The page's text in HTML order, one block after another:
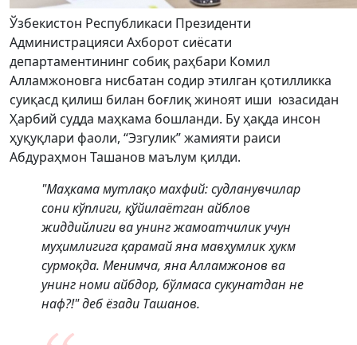
Ўзбекистон Республикаси Президенти
Администрацияси Ахборот сиёсати
департаментининг собиқ раҳбари Комил
Алламжоновга нисбатан содир этилган қотилликка
суиқасд қилиш билан боғлиқ жиноят иши юзасидан
Ҳарбий судда маҳкама бошланди. Бу ҳақда инсон
ҳуқуқлари фаоли, “Эзгулик” жамияти раиси
Абдураҳмон Ташанов маълум қилди.
"Маҳкама мутлақо махфий: судланувчилар
сони кўплиги, қўйилаётган айблов
жиддийлиги ва унинг жамоатчилик учун
муҳимлигига қарамай яна мавҳумлик ҳукм
сурмоқда. Менимча, яна Алламжонов ва
унинг номи айбдор, бўлмаса сукунатдан не
наф?!" деб ёзади Ташанов.